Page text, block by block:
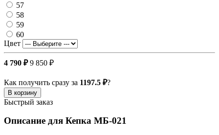
57
58
59
60
Цвет
4 790 ₽ 9 850 ₽
Как получить сразу за 1197.5 ₽?
В корзину
Быстрый заказ
Описание для Кепка МБ-021